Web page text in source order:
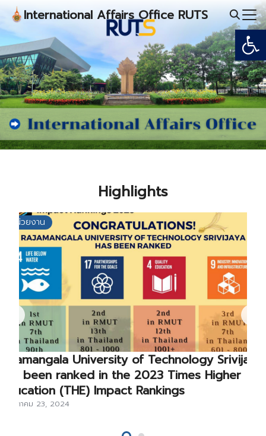
Skip
content
International Affairs Office RUTS
Search
for:
Highlights
หน่วยงาน
Rajamangala University of Technology Srivijaya
has been ranked in the 2023 Times Higher
Education (THE) Impact Rankings
พฤษภาคม 23, 2024